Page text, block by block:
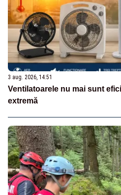
3 aug. 2026, 14:51
Ventilatoarele nu mai sunt
extremă